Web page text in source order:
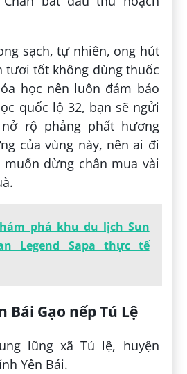
sạch, tự nhiên, ong hút
tươi tốt không dùng thuốc
học nên luôn đảm bảo
quốc lộ 32, bạn sẽ ngửi
rộ phảng phất hương
của vùng này, nên ai đi
muốn dừng chân mua vài
phá khu du lịch Sun
Legend Sapa thực tế
Bái Gạo nếp Tú Lệ
lũng xã Tú lệ, huyện
Yên Bái.